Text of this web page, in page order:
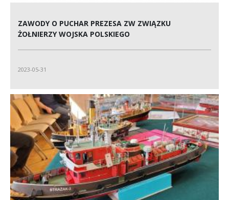
ZAWODY O PUCHAR PREZESA ZW ZWIĄZKU
ŻOŁNIERZY WOJSKA POLSKIEGO
2023-05-31